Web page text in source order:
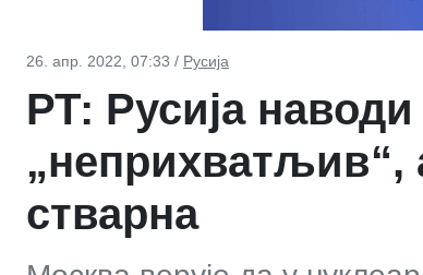
26. апр. 2022, 07:33 / Русија
РТ: Русија
„неприхватљив“,
стварна